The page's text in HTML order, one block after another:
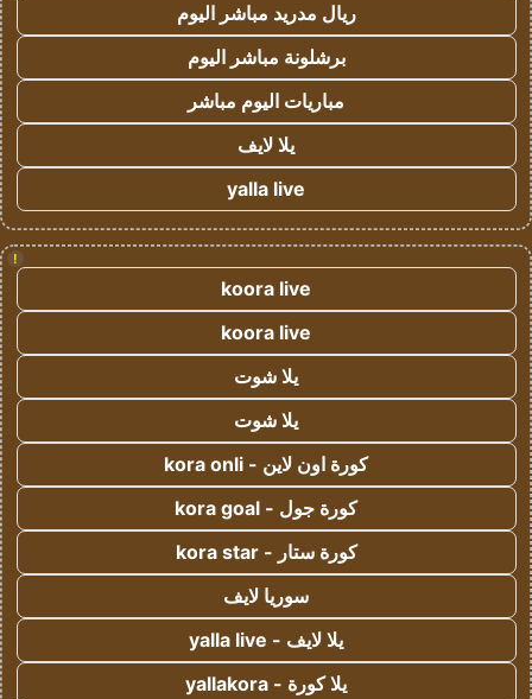
ريال مدريد مباشر اليوم
برشلونة مباشر اليوم
مباريات اليوم مباشر
يلا لايف
yalla live
!
koora live
koora live
يلا شوت
يلا شوت
كورة اون لاين - kora onli
كورة جول - kora goal
كورة ستار - kora star
سوريا لايف
يلا لايف - yalla live
يلا كورة - yallakora